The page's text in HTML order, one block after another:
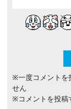
※一度コメントを
せん
※コメントを投稿